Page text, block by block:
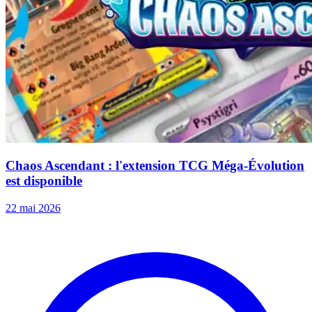
Chaos Ascendant : l'extension TCG Méga-Évolution
est disponible
22 mai 2026